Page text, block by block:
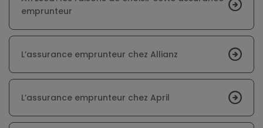
emprunteur
L’assurance emprunteur chez Allianz
L’assurance emprunteur chez April